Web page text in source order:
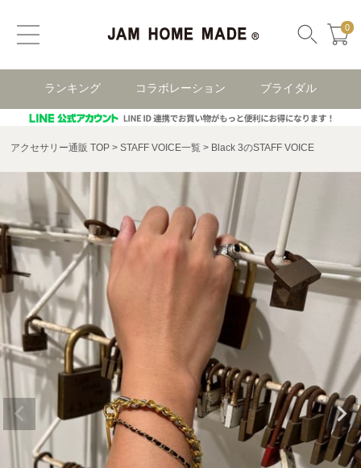
0
ランキング コラボレーション ブライダル
アクセサリー通販 TOP STAFF VOICE一覧 Black 3のSTAFF VOICE